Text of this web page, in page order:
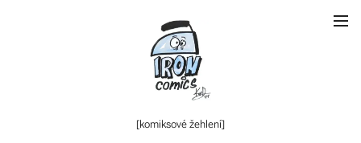
[komiksové žehlení]